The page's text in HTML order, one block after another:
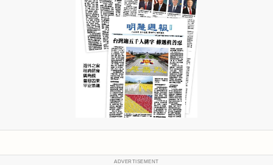
ADVERTISEMENT